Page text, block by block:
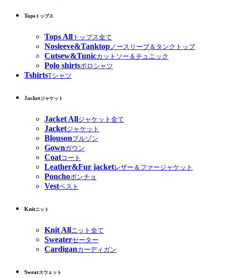
Tops トップス
Tops All トップス全て
Nosleeve&Tanktopノースリーブ＆タンクトップ
Cutsew&Tunicカットソー＆チュニック
Polo shirtsポロシャツ
TshirtsTシャツ
Jacketジャケット
Jacket Allジャケット全て
Jacketジャケット
Blousonブルゾン
Gownガウン
Coatコート
Leather&Fur jacketレザー＆ファージャケット
Ponchoポンチョ
Vestベスト
Knitニット
Knit Allニット全て
Sweaterセーター
Cardiganカーディガン
Sweatスウェット